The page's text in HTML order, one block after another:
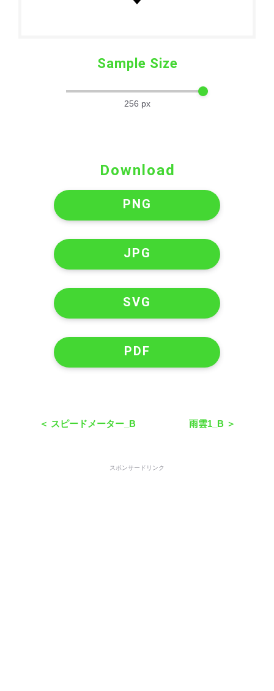
Sample Size
256 px
Download
PNG
JPG
SVG
PDF
＜ スピードメーター_B 雨雲1_B ＞
スポンサードリンク